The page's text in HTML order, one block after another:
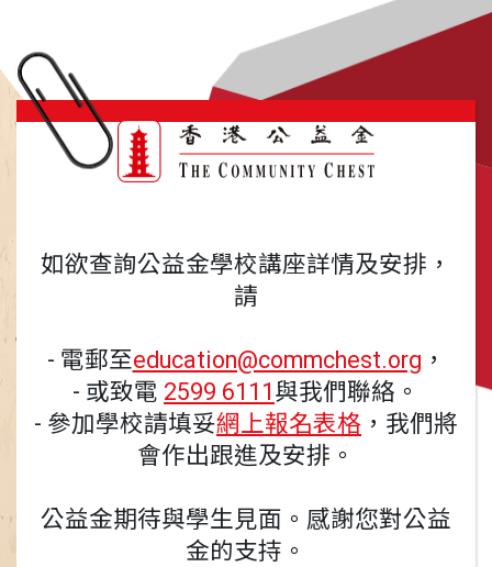
如欲查詢公益金學校講座詳情及安排，
請
- 電郵至education@commchest.org ，
- 或致電 2599 6111 與我們聯絡。
- 參加學校請填妥網上報名表格 ，我們將
會作出跟進及安排。
公益金期待與學生見面。感謝您對公益
金的支持。